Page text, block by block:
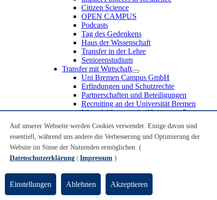
Citizen Science
OPEN CAMPUS
Podcasts
Tag des Gedenkens
Haus der Wissenschaft
Transfer in der Lehre
Seniorenstudium
Transfer mit Wirtschaft
Uni Bremen Campus GmbH
Erfindungen und Schutzrechte
Partnerschaften und Beteiligungen
Recruiting an der Universität Bremen
Weiterbildung an der Universität Bremen
Schülerinnen und Schüler
MINT-Schnupperstudium
Schulklassen
Lehrkräfte
UniTransfer - Servicestelle für Transferaktivitäten
Transfermagazin der Universität Bremen
Auf unserer Webseite werden Cookies verwendet. Einige davon sind
essentiell, während uns andere die Verbesserung und Optimierung der
Website im Sinne der Nutzenden ermöglichen. (
Datenschutzerklärung
Impressum )
Einstellungen Ablehnen Akzeptieren